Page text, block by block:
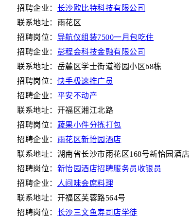
招聘企业： 长沙欧比特科技有限公司
联系地址：雨花区
招聘岗位： 导航仪组装7500一月包吃住
招聘企业： 彭程会科技金融有限公司
联系地址：岳麓区学士街道裕园小区b8栋
招聘岗位： 快手极速推广员
招聘企业： 平安不动产
联系地址：开福区湘江北路
招聘岗位： 蔬果小件分拣打包
招聘企业： 雨花区新怡园酒店
联系地址：湖南省长沙市雨花区168号新怡园酒店
招聘岗位： 新怡园酒店招聘服务员收银员
招聘企业：
人间味会席料理
联系地址：开福区芙蓉路564号
招聘岗位： 长沙三文鱼寿司店学徒